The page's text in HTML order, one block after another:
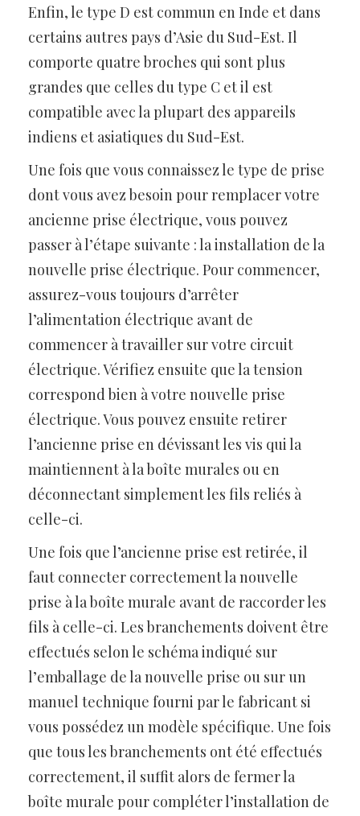
Enfin, le type D est commun en Inde et dans
certains autres pays d’Asie du Sud-Est. Il
comporte quatre broches qui sont plus
grandes que celles du type C et il est
compatible avec la plupart des appareils
indiens et asiatiques du Sud-Est.
Une fois que vous connaissez le type de prise
dont vous avez besoin pour remplacer votre
ancienne prise électrique, vous pouvez
passer à l’étape suivante : la installation de la
nouvelle prise électrique. Pour commencer,
assurez-vous toujours d’arrêter
l’alimentation électrique avant de
commencer à travailler sur votre circuit
électrique. Vérifiez ensuite que la tension
correspond bien à votre nouvelle prise
électrique. Vous pouvez ensuite retirer
l’ancienne prise en dévissant les vis qui la
maintiennent à la boîte murales ou en
déconnectant simplement les fils reliés à
celle-ci.
Une fois que l’ancienne prise est retirée, il
faut connecter correctement la nouvelle
prise à la boîte murale avant de raccorder les
fils à celle-ci. Les branchements doivent être
effectués selon le schéma indiqué sur
l’emballage de la nouvelle prise ou sur un
manuel technique fourni par le fabricant si
vous possédez un modèle spécifique. Une fois
que tous les branchements ont été effectués
correctement, il suffit alors de fermer la
boîte murale pour compléter l’installation de